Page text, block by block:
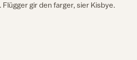
gir den farger, sier Kisbye.